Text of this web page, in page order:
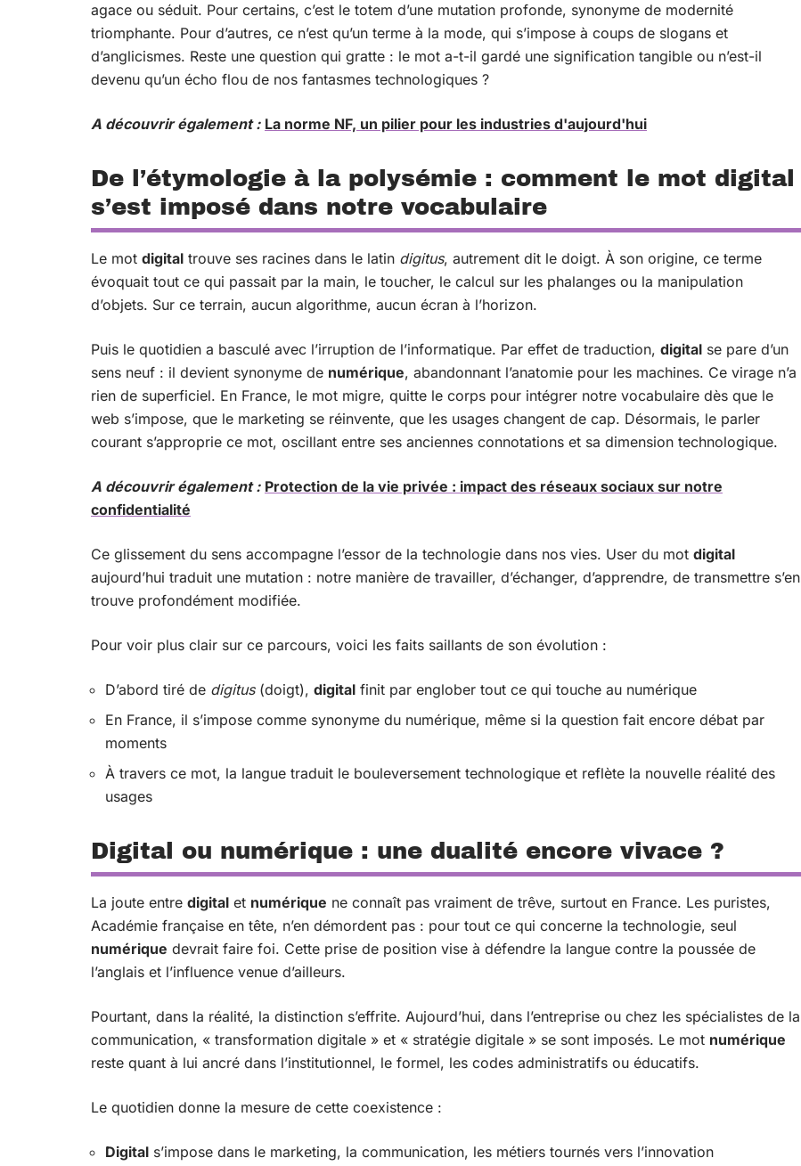
agace ou séduit. Pour certains, c’est le totem d’une mutation profonde, synonyme de modernité
triomphante. Pour d’autres, ce n’est qu’un terme à la mode, qui s’impose à coups de slogans et
d’anglicismes. Reste une question qui gratte : le mot a-t-il gardé une signification tangible ou n’est-il
devenu qu’un écho flou de nos fantasmes technologiques ?
A découvrir également : La norme NF, un pilier pour les industries d'aujourd'hui
De l’étymologie à la polysémie : comment le mot digital
s’est imposé dans notre vocabulaire
Le mot digital trouve ses racines dans le latin digitus, autrement dit le doigt. À son origine, ce terme
évoquait tout ce qui passait par la main, le toucher, le calcul sur les phalanges ou la manipulation
d’objets. Sur ce terrain, aucun algorithme, aucun écran à l’horizon.
Puis le quotidien a basculé avec l’irruption de l’informatique. Par effet de traduction, digital se pare d’un
sens neuf : il devient synonyme de numérique, abandonnant l’anatomie pour les machines. Ce virage n’a
rien de superficiel. En France, le mot migre, quitte le corps pour intégrer notre vocabulaire dès que le
web s’impose, que le marketing se réinvente, que les usages changent de cap. Désormais, le parler
courant s’approprie ce mot, oscillant entre ses anciennes connotations et sa dimension technologique.
A découvrir également : Protection de la vie privée : impact des réseaux sociaux sur notre
confidentialité
Ce glissement du sens accompagne l’essor de la technologie dans nos vies. User du mot digital
aujourd’hui traduit une mutation : notre manière de travailler, d’échanger, d’apprendre, de transmettre s’en
trouve profondément modifiée.
Pour voir plus clair sur ce parcours, voici les faits saillants de son évolution :
D’abord tiré de digitus(doigt), digital finit par englober tout ce qui touche au numérique
En France, il s’impose comme synonyme du numérique, même si la question fait encore débat par
moments
À travers ce mot, la langue traduit le bouleversement technologique et reflète la nouvelle réalité des
usages
Digital ou numérique : une dualité encore vivace ?
La joute entre digital et numérique ne connaît pas vraiment de trêve, surtout en France. Les puristes,
Académie française en tête, n’en démordent pas : pour tout ce qui concerne la technologie, seul
numérique devrait faire foi. Cette prise de position vise à défendre la langue contre la poussée de
l’anglais et l’influence venue d’ailleurs.
Pourtant, dans la réalité, la distinction s’effrite. Aujourd’hui, dans l’entreprise ou chez les spécialistes de la
communication, « transformation digitale » et « stratégie digitale » se sont imposés. Le mot numérique
reste quant à lui ancré dans l’institutionnel, le formel, les codes administratifs ou éducatifs.
Le quotidien donne la mesure de cette coexistence :
Digital s’impose dans le marketing, la communication, les métiers tournés vers l’innovation